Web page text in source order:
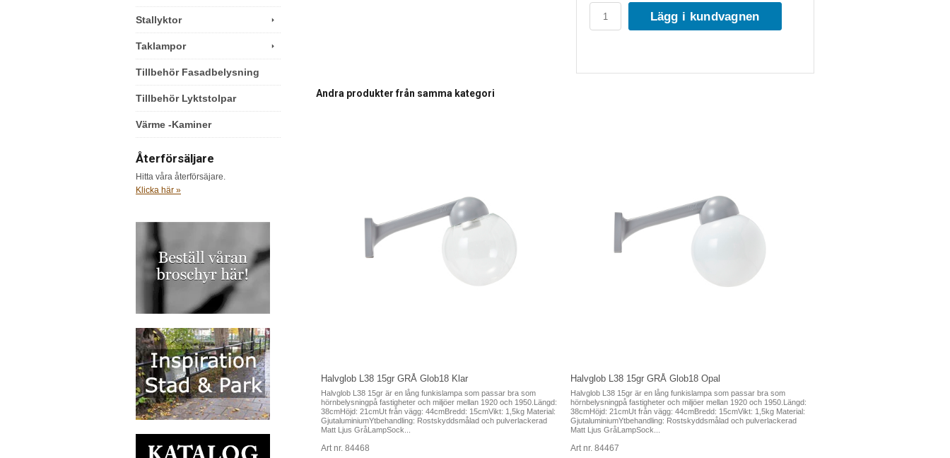
Stallyktor
Taklampor
Tillbehör Fasadbelysning
Tillbehör Lyktstolpar
Värme -Kaminer
Återförsäljare
Hitta våra återförsäjare.
Klicka här »
Lägg i kundvagnen
Andra produkter från samma kategori
Halvglob L38 15gr GRÅ Glob18 Klar
Halvglob L38 15gr är en lång funkislampa som passar bra som
hörnbelysningpå fastigheter och miljöer mellan 1920 och 1950.Längd:
38cmHöjd: 21cmUt från vägg: 44cmBredd: 15cmVikt: 1,5kg Material:
GjutaluminiumYtbehandling: Rostskyddsmålad och pulverlackerad
Matt Ljus GråLampSock...
Art nr. 84468
Halvglob L38 15gr GRÅ Glob18 Opal
Halvglob L38 15gr är en lång funkislampa som passar bra som
hörnbelysningpå fastigheter och miljöer mellan 1920 och 1950.Längd:
38cmHöjd: 21cmUt från vägg: 44cmBredd: 15cmVikt: 1,5kg Material:
GjutaluminiumYtbehandling: Rostskyddsmålad och pulverlackerad
Matt Ljus GråLampSock...
Art nr. 84467